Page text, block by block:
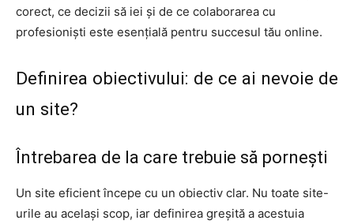
corect, ce decizii să iei și de ce colaborarea cu
profesioniști este esențială pentru succesul tău online.
Definirea obiectivului: de ce ai nevoie de
un site?
Întrebarea de la care trebuie să pornești
Un site eficient începe cu un obiectiv clar. Nu toate site-
urile au același scop, iar definirea greșită a acestuia